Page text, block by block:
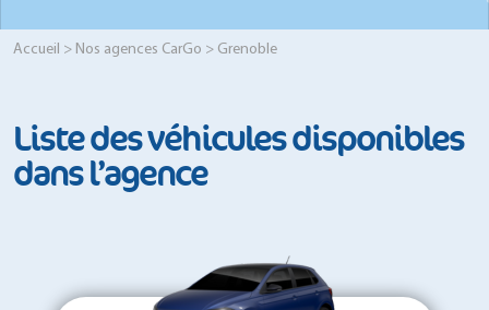
Accueil > Nos agences CarGo > Grenoble
Liste des véhicules disponibles
dans l’agence